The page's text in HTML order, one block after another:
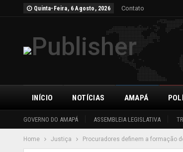
Quinta-Feira, 6 Agosto, 2026 Contato
INÍCIO
GOVERNO DO AMAPÁ ASSEMBLEIA LEGISLATIVA
NOTÍCIAS AMAPÁ
Home Justiça Procuradores definem a formação